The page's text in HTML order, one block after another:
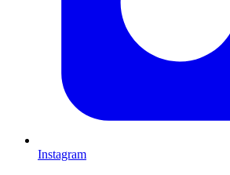
Instagram